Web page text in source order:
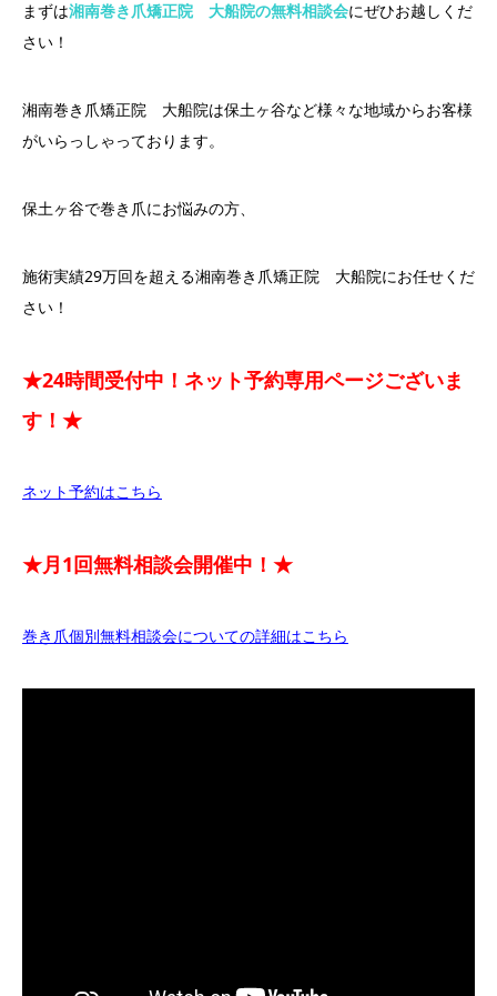
まずは湘南巻き爪矯正院 大船院の無料相談会にぜひお越しくだ
さい！
湘南巻き爪矯正院 大船院は保土ヶ谷など様々な地域からお客様
がいらっしゃっております。
保土ヶ谷で巻き爪にお悩みの方、
施術実績29万回を超える湘南巻き爪矯正院 大船院にお任せくだ
さい！
★24時間受付中！ネット予約専用ページございま
す！★
ネット予約はこちら
★月1回無料相談会開催中！★
巻き爪個別無料相談会についての詳細はこちら